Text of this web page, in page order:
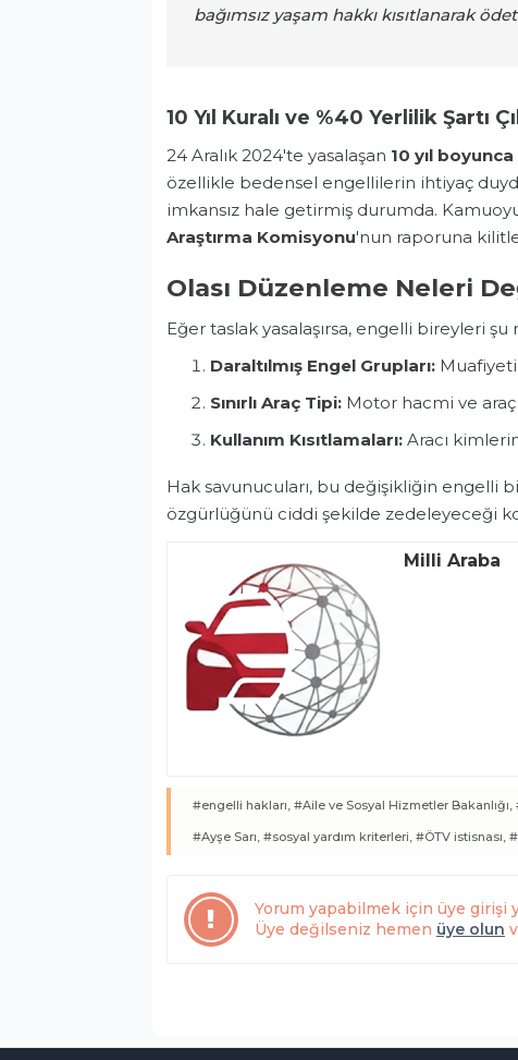
bağımsız yaşam hakkı kısıtlanarak
10 Yıl Kuralı ve %40 Yerlilik Şartı
24 Aralık 2024'te yasalaşan 10 yıl
özellikle bedensel engellilerin ihtiyaç
imkansız hale getirmiş durumda.
Araştırma Komisyonu'nun raporuna
Olası Düzenleme Neleri
Eğer taslak yasalaşırsa, engelli bireyleri
Daraltılmış Engel Grupları:
Sınırlı Araç Tipi: Motor hacmi ve araç
Kullanım Kısıtlamaları: Aracı
Hak savunucuları, bu değişikliğin engelli
özgürlüğünü ciddi şekilde zedeleyeceği
Milli Araba
#engelli hakları, #Aile ve Sosyal Hizmetler Bakanlığı,
#Ayşe Sarı, #sosyal yardım kriterleri, #ÖTV istisnası,
Yorum yapabilmek için üye girişi
Üye değilseniz hemen üye olun